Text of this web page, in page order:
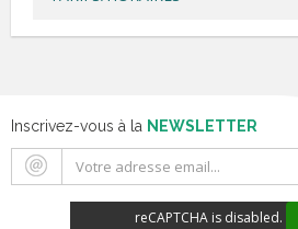
Inscrivez-vous à la NEWSLETTER
reCAPTCHA is disabled.